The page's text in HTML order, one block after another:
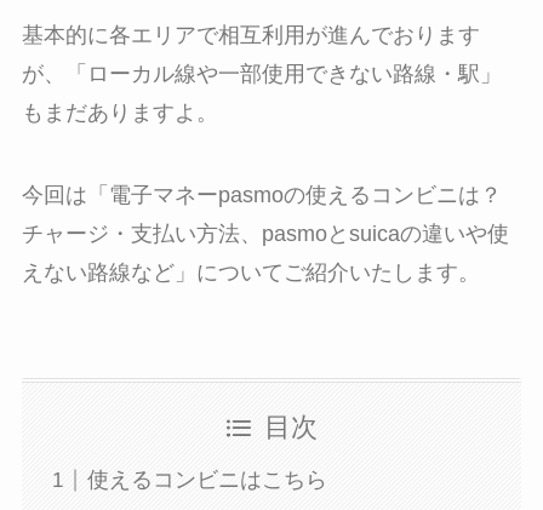
基本的に各エリアで相互利用が進んでおります
が、「ローカル線や一部使用できない路線・駅」
もまだありますよ。
今回は「電子マネーpasmoの使えるコンビニは？
チャージ・支払い方法、pasmoとsuicaの違いや使
えない路線など」についてご紹介いたします。
目次
使えるコンビニはこちら